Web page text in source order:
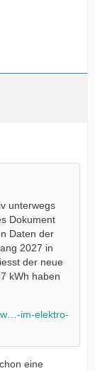
unterwegs
Dokument
Daten der
2027 in
der neue
kWh haben
im-elektro-
eine